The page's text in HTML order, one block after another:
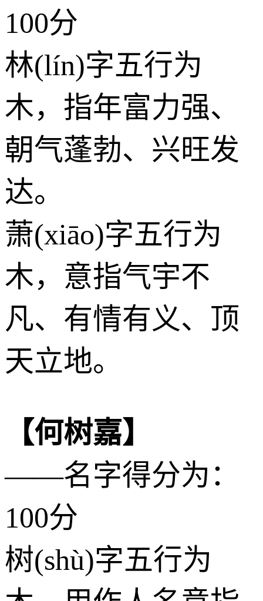
100分
林(lín)字五行为
木，指年富力强、
朝气蓬勃、兴旺发
达。
萧(xiāo)字五行为
木，意指气宇不
凡、有情有义、顶
天立地。
【何树嘉】
——名字得分为：
100分
树(shù)字五行为